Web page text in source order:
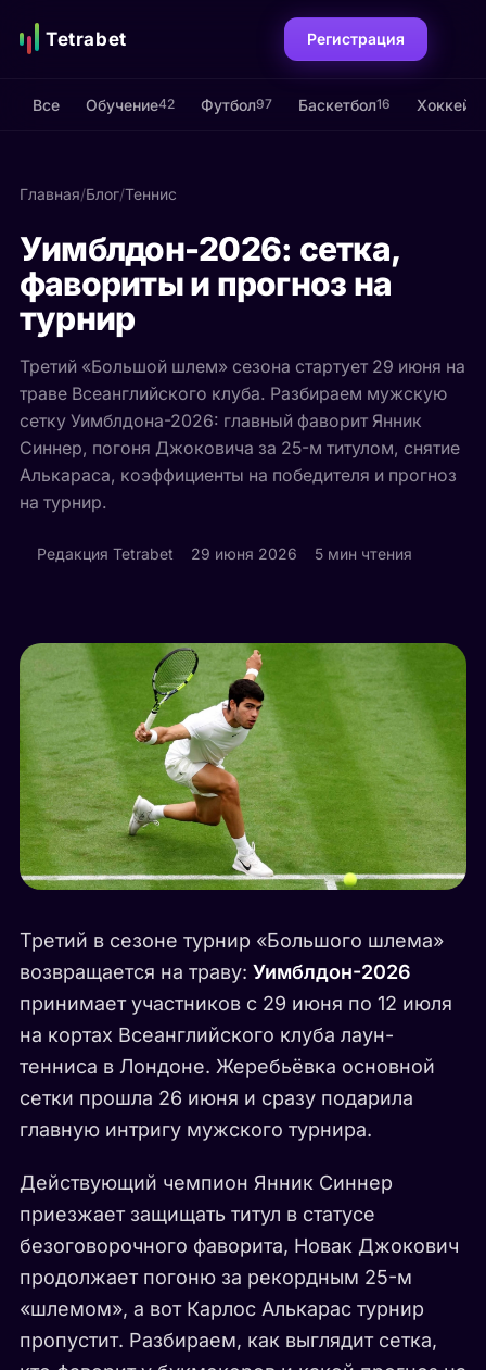
Tetrabet Регистрация
Все Обучение42 Футбол97 Баскетбол16 Хоккей
Главная/Блог/Теннис
Уимблдон-2026: сетка,
фавориты и прогноз на
турнир
Третий «Большой шлем» сезона стартует 29 июня на
траве Всеанглийского клуба. Разбираем мужскую
сетку Уимблдона-2026: главный фаворит Янник
Синнер, погоня Джоковича за 25-м титулом, снятие
Алькараса, коэффициенты на победителя и прогноз
на турнир.
Редакция Tetrabet 29 июня 2026 5 мин чтения
Третий в сезоне турнир «Большого шлема»
возвращается на траву: Уимблдон-2026
принимает участников с 29 июня по 12 июля
на кортах Всеанглийского клуба лаун-
тенниса в Лондоне. Жеребьёвка основной
сетки прошла 26 июня и сразу подарила
главную интригу мужского турнира.
Действующий чемпион Янник Синнер
приезжает защищать титул в статусе
безоговорочного фаворита, Новак Джокович
продолжает погоню за рекордным 25-м
«шлемом», а вот Карлос Алькарас турнир
пропустит. Разбираем, как выглядит сетка,